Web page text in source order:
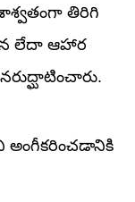
తిరిగి
లేదా ఆహార
అంగీకరించడానికి